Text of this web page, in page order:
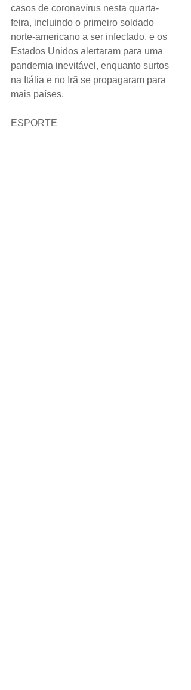
casos de coronavírus nesta quarta-
feira, incluindo o primeiro soldado
norte-americano a ser infectado, e os
Estados Unidos alertaram para uma
pandemia inevitável, enquanto surtos
na Itália e no Irã se propagaram para
mais países.
ESPORTE